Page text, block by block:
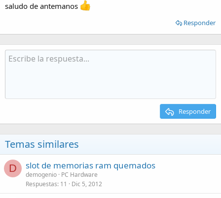
saludo de antemanos
Responder
Responder
Temas similares
D slot de memorias ram quemados
demogenio PC Hardware
Respuestas 11 Dic 5, 2012